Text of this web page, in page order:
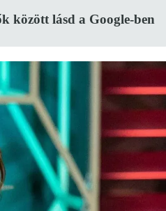
között lásd a Google-ben